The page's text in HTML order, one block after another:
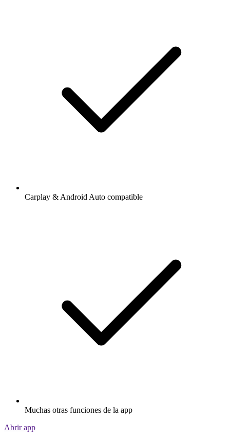
Carplay & Android Auto compatible
Muchas otras funciones de la app
Abrir app